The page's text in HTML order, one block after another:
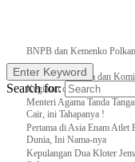
BNPB dan Kemenko
Raker Kemenpora dan
Kegiatan dan Program
Menteri Agama Tanda
Cair, ini Tahapanya !
Pertama di Asia Enam Atlet
Dunia, Ini Nama-nya
Kepulangan Dua Kloter
Enter Keyword
Search for: